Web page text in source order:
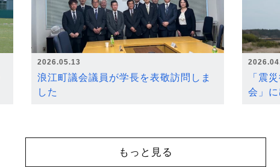
2026.05.13
浪江町議会議員が学長を表敬訪問しま
した
「震
会」
もっと見る